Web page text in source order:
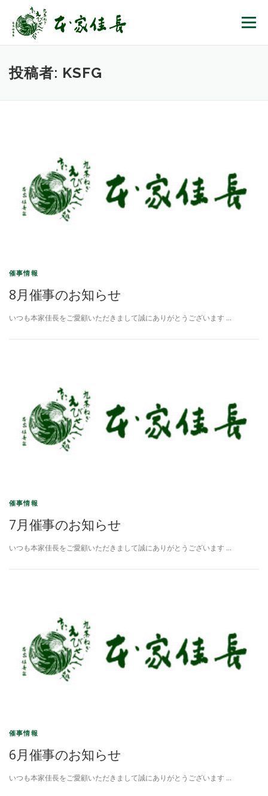
コンテンツへスキップ
メニュー
投稿者: KSFG
催事情報
8月催事のお知らせ
いつも本家佳長をご愛顧いただきまして誠にありがとうございます …
催事情報
7月催事のお知らせ
いつも本家佳長をご愛顧いただきまして誠にありがとうございます …
催事情報
6月催事のお知らせ
いつも本家佳長をご愛顧いただきまして誠にありがとうございます …